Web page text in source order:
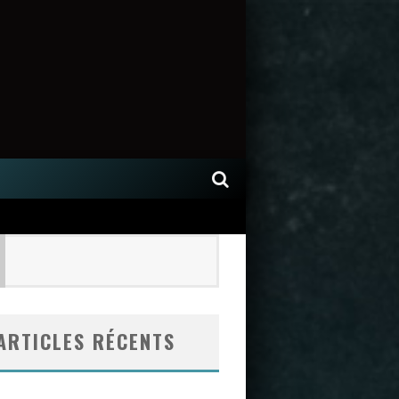
RÉCENTS